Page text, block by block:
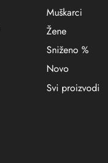
Muškarci
Žene
Sniženo %
Novo
Svi proizvodi